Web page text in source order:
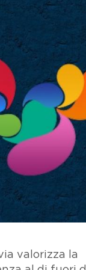
valorizza la